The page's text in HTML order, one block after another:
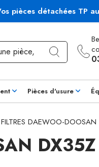
pièces détachées TP
Pièces d'usure
DAEWOO-